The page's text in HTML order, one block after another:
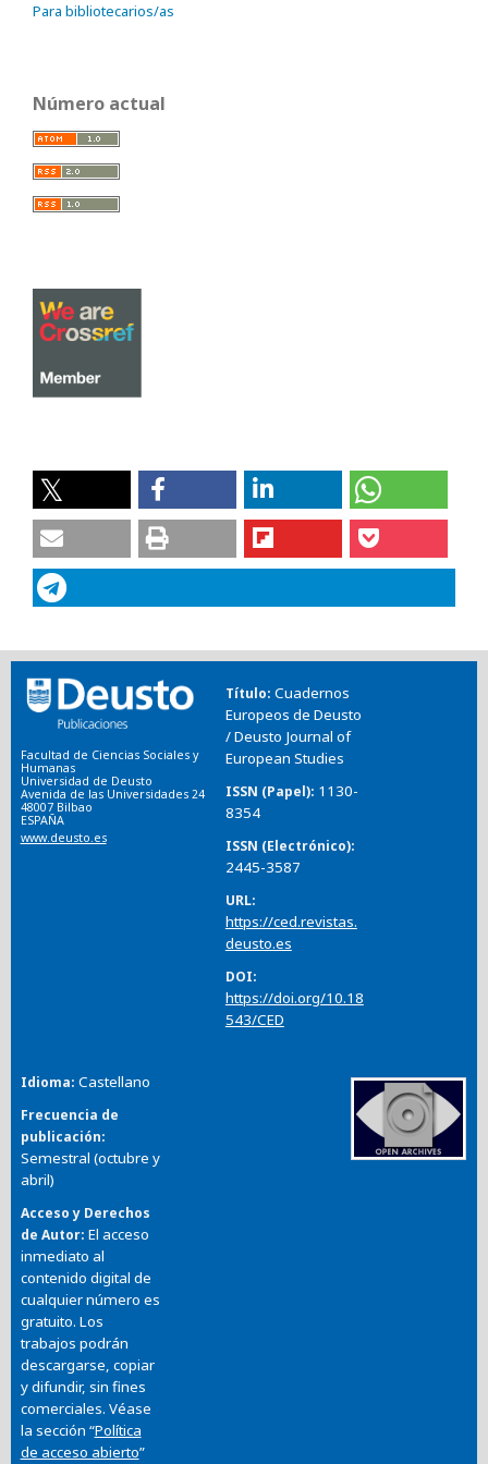
Para bibliotecarios/as
Número actual
Facultad de Ciencias Sociales y
Humanas
Universidad de Deusto
Avenida de las Universidades 24
48007 Bilbao
ESPAÑA
www.deusto.es
Título Cuadernos
Europeos de Deusto
/ Deusto Journal of
European Studies
ISSN (Papel) 1130-
8354
ISSN (Electrónico)
2445-3587
URL
https://ced.revistas.
deusto.es
DOI
https://doi.org/10.18
543/CED
Idioma Castellano
Frecuencia de
publicación
Semestral (octubre y
abril)
Acceso y Derechos
de Autor El acceso
inmediato al
contenido digital de
cualquier número es
gratuito. Los
trabajos podrán
descargarse, copiar
y difundir, sin fines
comerciales. Véase
la sección “Política
de acceso abierto”